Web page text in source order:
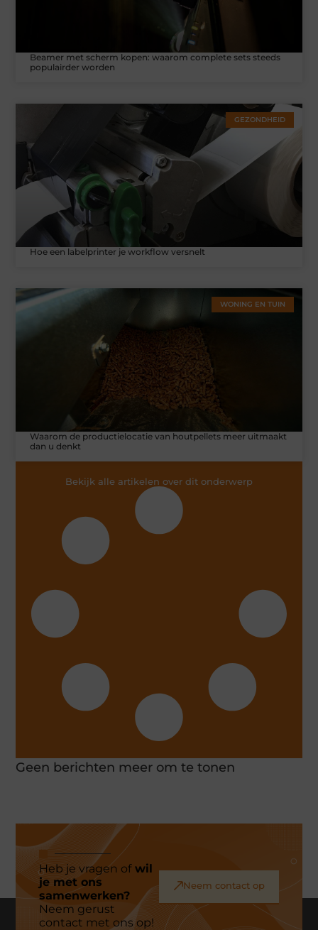
Beamer met scherm kopen: waarom complete sets steeds
populairder worden
GEZONDHEID
Hoe een labelprinter je workflow versnelt
WONING EN TUIN
Waarom de productielocatie van houtpellets meer uitmaakt
dan u denkt
Bekijk alle artikelen over dit onderwerp
Geen berichten meer om te tonen
Heb je vragen ofwil
je met ons
samenwerken?
Neem gerust
contact met ons op!
Neem contact op